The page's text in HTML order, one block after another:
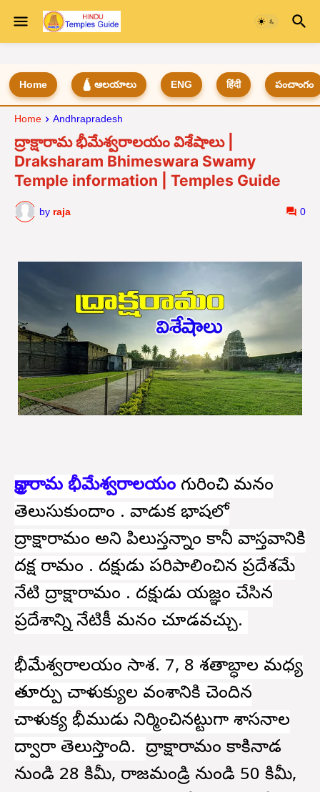
Home 🛕 ఆలయాలు ENG हिंदी పంచాంగం
Home Andhrapradesh
ద్రాక్షారామ భీమేశ్వరాలయం విశేషాలు |
Draksharam Bhimeswara Swamy
Temple information | Temples Guide
by raja 0
ద్రాక్షారామ భీమేశ్వరాలయం గురించి మనం
తెలుసుకుందాం . వాడుక భాషలో
ద్రాక్షారామం అని పిలుస్తన్నాం కానీ వాస్తవానికి
దక్ష రామం . దక్షుడు పరిపాలించిన ప్రదేశమే
నేటి ద్రాక్షారామం . దక్షుడు యజ్ఞం చేసిన
ప్రదేశాన్ని నేటికీ మనం చూడవచ్చు.
భీమేశ్వరాలయం సాశ. 7, 8 శతాబ్ధాల మధ్య
తూర్పు చాళుక్యుల వంశానికి చెందిన
చాళుక్య భీముడు నిర్మించినట్టుగా శాసనాల
ద్వారా తెలుస్తొంది. ద్రాక్షారామం కాకినాడ
నుండి 28 కిమీ, రాజమండ్రి నుండి 50 కిమీ,